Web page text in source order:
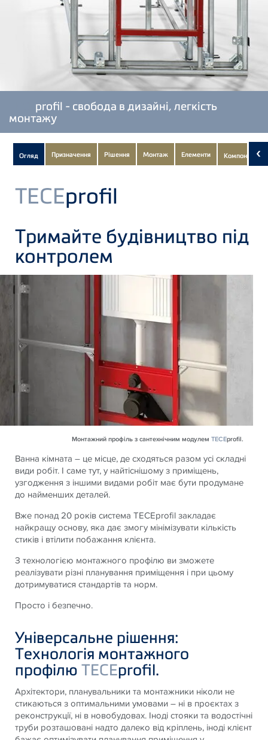
profil - свобода в дизайні, легкість
монтажу
Subnavigation
of
current
Product
Огляд Призначення Рішення Монтаж Елементи Компоненти
‹
TECEprofil
Тримайте будівництво під
контролем
Монтажний профіль з сантехнічним модулем TECEprofil.
Ванна кімната – це місце, де сходяться разом усі складні
види робіт. І саме тут, у найтіснішому з приміщень,
узгодження з іншими видами робіт має бути продумане
до найменших деталей.
Вже понад 20 років система TECEprofil закладає
найкращу основу, яка дає змогу мінімізувати кількість
стиків і втілити побажання клієнта.
З технологією монтажного профілю ви зможете
реалізувати різні планування приміщення і при цьому
дотримуватися стандартів та норм.
Просто і безпечно.
Універсальне рішення:
Технологія монтажного
профілюTECEprofil.
Архітектори, планувальники та монтажники ніколи не
стикаються з оптимальними умовами – ні в проєктах з
реконструкції, ні в новобудовах. Іноді стояки та водостічні
труби розташовані надто далеко від кріплень, іноді клієнт